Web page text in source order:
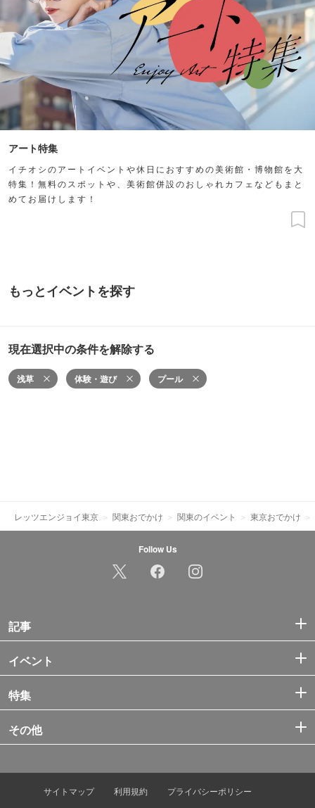
アート特集
イチオシのアートイベントや休日におすすめの美術館・博物館を大
特集！無料のスポットや、美術館併設のおしゃれカフェなどもまと
めてお届けします！
もっとイベントを探す
現在選択中の条件を解除する
浅草 体験・遊び プール
レッツエンジョイ東京 関東おでかけ 関東のイベント 東京おでかけ
Follow Us
記事
イベント
特集
その他
サイトマップ 利用規約
プライバシーポリシー